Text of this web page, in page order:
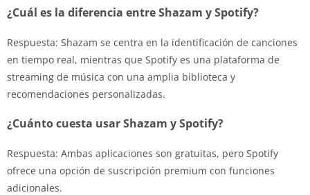
¿Cuál es la diferencia entre Shazam y Spotify?
Respuesta: Shazam se centra en la identificación de canciones
en tiempo real, mientras que Spotify es una plataforma de
streaming de música con una amplia biblioteca y
recomendaciones personalizadas.
¿Cuánto cuesta usar Shazam y Spotify?
Respuesta: Ambas aplicaciones son gratuitas, pero Spotify
ofrece una opción de suscripción premium con funciones
adicionales.